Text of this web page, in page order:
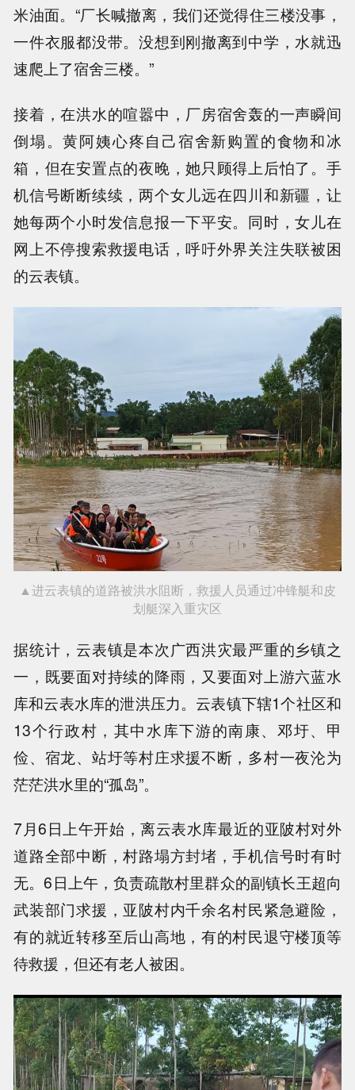
米油面。“厂长喊撤离，我们还觉得住三楼没事，
一件衣服都没带。没想到刚撤离到中学，水就迅
速爬上了宿舍三楼。”
接着，在洪水的喧嚣中，厂房宿舍轰的一声瞬间
倒塌。黄阿姨心疼自己宿舍新购置的食物和冰
箱，但在安置点的夜晚，她只顾得上后怕了。手
机信号断断续续，两个女儿远在四川和新疆，让
她每两个小时发信息报一下平安。同时，女儿在
网上不停搜索救援电话，呼吁外界关注失联被困
的云表镇。
▲进云表镇的道路被洪水阻断，救援人员通过冲锋艇和皮
划艇深入重灾区
据统计，云表镇是本次广西洪灾最严重的乡镇之
一，既要面对持续的降雨，又要面对上游六蓝水
库和云表水库的泄洪压力。云表镇下辖1个社区和
13个行政村，其中水库下游的南康、邓圩、甲
俭、宿龙、站圩等村庄求援不断，多村一夜沦为
茫茫洪水里的“孤岛”。
7月6日上午开始，离云表水库最近的亚陂村对外
道路全部中断，村路塌方封堵，手机信号时有时
无。6日上午，负责疏散村里群众的副镇长王超向
武装部门求援，亚陂村内千余名村民紧急避险，
有的就近转移至后山高地，有的村民退守楼顶等
待救援，但还有老人被困。